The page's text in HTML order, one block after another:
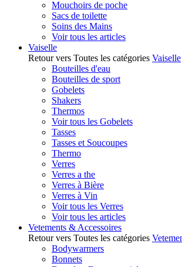
Mouchoirs de poche
Sacs de toilette
Soins des Mains
Voir tous les articles
Vaiselle
Retour vers Toutes les catégories Vaiselle
Bouteilles d'eau
Bouteilles de sport
Gobelets
Shakers
Thermos
Voir tous les Gobelets
Tasses
Tasses et Soucoupes
Thermo
Verres
Verres a the
Verres à Bière
Verres à Vin
Voir tous les Verres
Voir tous les articles
Vetements & Accessoires
Retour vers Toutes les catégories
Bodywarmers
Bonnets